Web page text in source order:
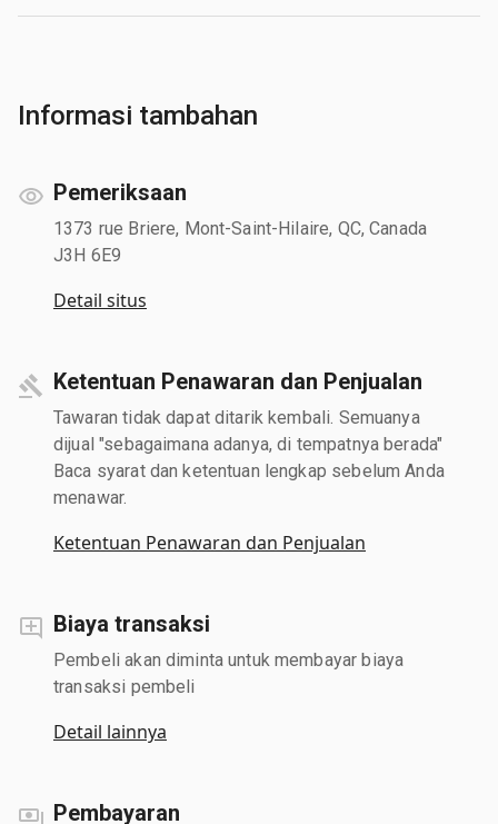
Informasi tambahan
Pemeriksaan
1373 rue Briere, Mont-Saint-Hilaire, QC, Canada
J3H 6E9
Detail situs
Ketentuan Penawaran dan Penjualan
Tawaran tidak dapat ditarik kembali. Semuanya
dijual "sebagaimana adanya, di tempatnya berada"
Baca syarat dan ketentuan lengkap sebelum Anda
menawar.
Ketentuan Penawaran dan Penjualan
Biaya transaksi
Pembeli akan diminta untuk membayar biaya
transaksi pembeli
Detail lainnya
Pembayaran